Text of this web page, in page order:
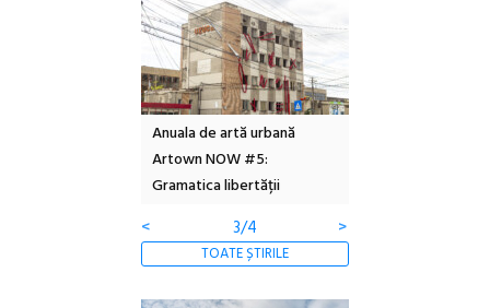
Anuala de artă urbană
Artown NOW #5:
Gramatica libertății
<
3/4 >
TOATE ȘTIRILE